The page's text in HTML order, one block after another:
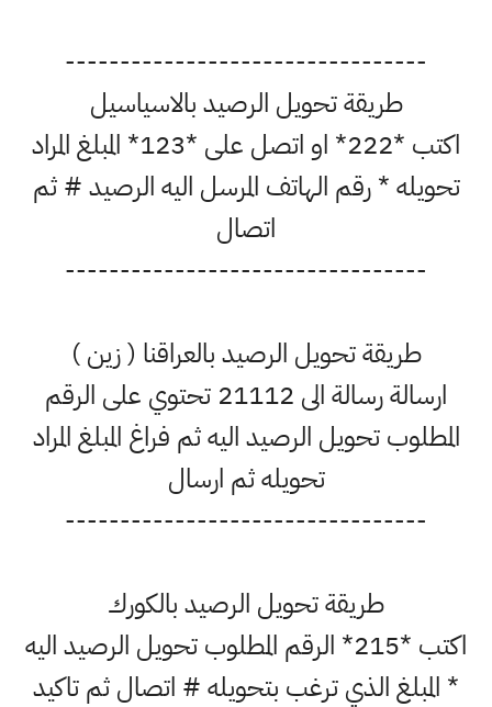
---------------------------------
طريقة تحويل الرصيد بالاسياسيل
اكتب *222* او اتصل على *123* المبلغ المراد
تحويله * رقم الهاتف المرسل اليه الرصيد # ثم
اتصال
---------------------------------
طريقة تحويل الرصيد بالعراقنا ( زين )
ارسالة رسالة الى 21112 تحتوي على الرقم
المطلوب تحويل الرصيد اليه ثم فراغ المبلغ المراد
تحويله ثم ارسال
---------------------------------
طريقة تحويل الرصيد بالكورك
اكتب *215* الرقم المطلوب تحويل الرصيد اليه
* المبلغ الذي ترغب بتحويله # اتصال ثم تاكيد